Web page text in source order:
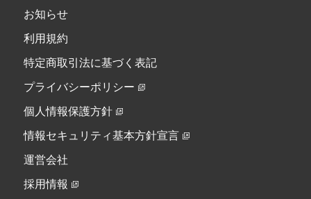
お知らせ
利用規約
特定商取引法に基づく表記
プライバシーポリシー
個人情報保護方針
情報セキュリティ基本方針宣言
運営会社
採用情報